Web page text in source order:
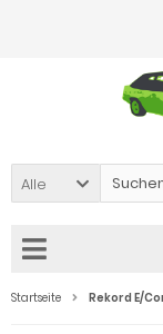
Alle
Startseite Rekord E/